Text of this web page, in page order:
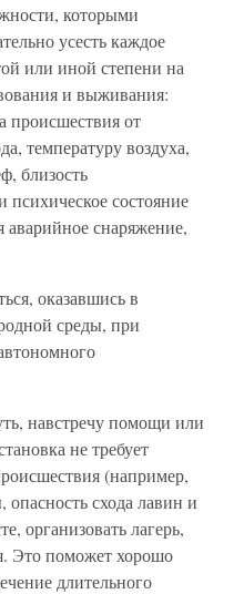
которыми
усесть каждое
или иной степени на
и выживания:
происшествия от
температуру воздуха,
близость
психическое состояние
снаряжение,
оказавшись в
среды, при
навстречу помощи или
не требует
(например,
схода лавин и
организовать лагерь,
Это поможет хорошо
длительного